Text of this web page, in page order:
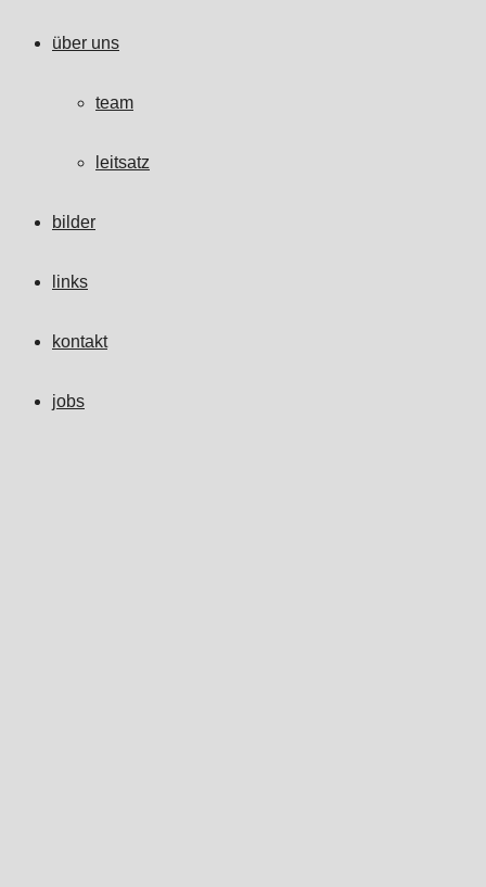
über uns
team
leitsatz
bilder
links
kontakt
jobs